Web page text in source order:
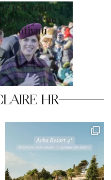
pokazala
emotivnu